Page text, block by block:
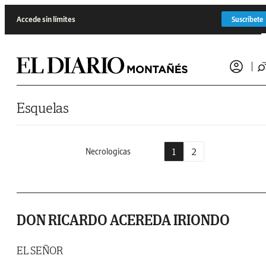
Accede sin límites Suscríbete
Esquelas
Necrologicas 1 2
DON RICARDO ACEREDA IRIONDO
EL SEÑOR